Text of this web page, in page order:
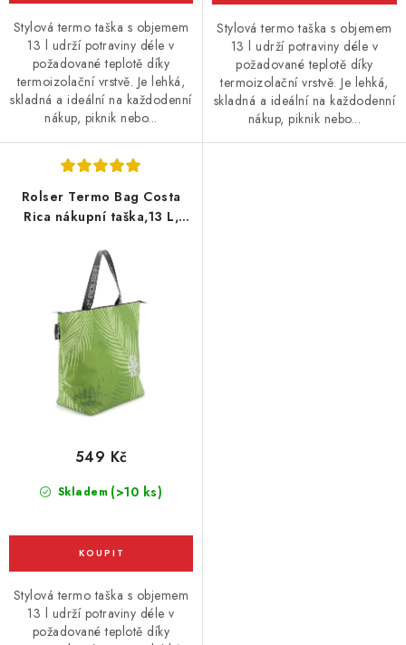
Stylová termo taška s objemem
13 l udrží potraviny déle v
požadované teplotě díky
termoizolační vrstvě. Je lehká,
skladná a ideální na každodenní
nákup, piknik nebo...
Stylová termo taška s objemem
13 l udrží potraviny déle v
požadované teplotě díky
termoizolační vrstvě. Je lehká,
skladná a ideální na každodenní
nákup, piknik nebo...
Rolser Termo Bag Costa
Rica nákupní taška,13 L,
Skladem (>10 ks)
549 Kč
Stylová termo taška s objemem
13 l udrží potraviny déle v
požadované teplotě díky